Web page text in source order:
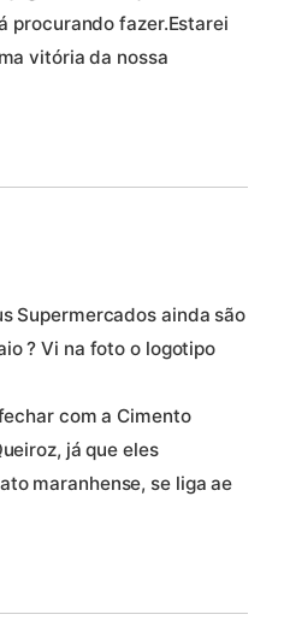
procurando fazer.Estarei
vitória da nossa
Supermercados ainda são
? Vi na foto o logotipo
com a Cimento
já que eles
maranhense, se liga ae